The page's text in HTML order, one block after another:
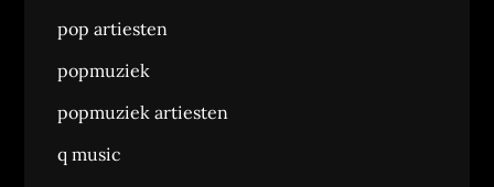
pop artiesten
popmuziek
popmuziek artiesten
q music